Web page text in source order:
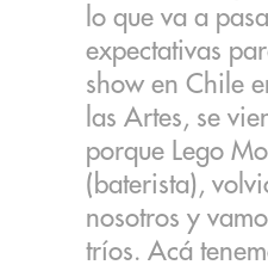
lo que va a
expectativas
show en Chile
las Artes, se
porque Lego
(baterista),
nosotros y
tríos. Acá